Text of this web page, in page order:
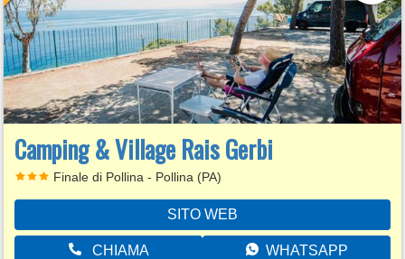
Camping & Village Rais Gerbi
Finale di Pollina - Pollina (PA)
SITO WEB
CHIAMA WHATSAPP